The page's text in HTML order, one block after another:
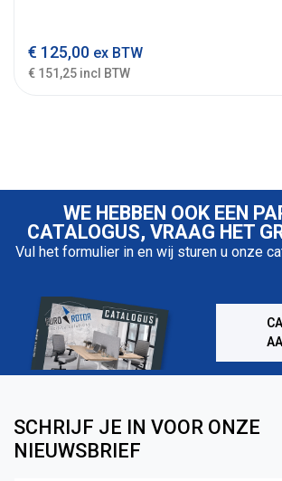
€ 125,00 ex BTW
€ 151,25 incl BTW
WE HEBBEN OOK EEN
CATALOGUS, VRAAG HET
Vul het formulier in en wij sturen u onze
SCHRIJF JE IN VOOR ONZE
NIEUWSBRIEF